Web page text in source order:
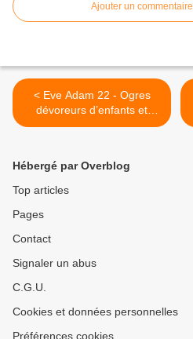
Ajouter un commentaire
< Eve Adam 22 - Ogres
dévoreurs d’enfants et
marâtres assassines
Hébergé par Overblog
Top articles
Pages
Contact
Signaler un abus
C.G.U.
Cookies et données personnelles
Préférences cookies